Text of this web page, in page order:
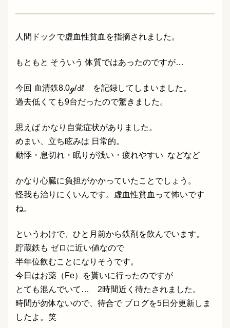
人間ドックで虚血性貧血を指摘されました。
もともと そういう 体質ではあったのですが…
今回 血清鉄8.0ℊ/㎗ を記録してしまいました。
過去低くても9台だったので驚きました。
思えば かなり自覚症状がありました。
めまい、立ち眩みは 日常的。
動悸・息切れ・眠りが浅い・疲れやすい などなど
かなり心臓に負担がかかっていたことでしょう。
怪我も治りにくいんです。虚血性貧血って怖いです
ね。
というわけで、ひと月前から鉄剤を飲んでいます。
貯蔵鉄も ゼロに近い値なので
半年位飲むことになりそうです。
今日はお薬（Fe）を貰いに行ったのですが
とても混んでいて… 2時間近く待たされました。
時間が勿体ないので、待合で ブログを5日分更新しま
したよ。笑